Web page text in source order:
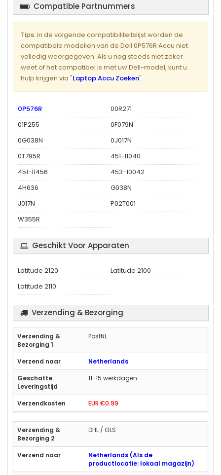
Compatible Partnummers
Tips:in de volgende compatibiliteitslijst worden de
compatibele modellen van de Dell 0P576R Accu niet
volledig weergegeven. Als u nog steeds niet zeker
weet of het compatibel is met uw Dell-model, kunt u
hulp krijgen via "Laptop Accu Zoeken".
0P576R
00R271
01P255
0F079N
0G038N
0J017N
0T795R
451-11040
451-11456
453-10042
4H636
G038N
J017N
P02T001
W355R
Geschikt Voor Apparaten
Latitude 2120
Latitude 2100
Latitude 2110
Verzending & Bezorging
PostNL
Netherlands
11-15 werkdagen
EUR €0.99
DHL / GLS
Netherlands (Als de
productlocatie: lokaal magazijn)